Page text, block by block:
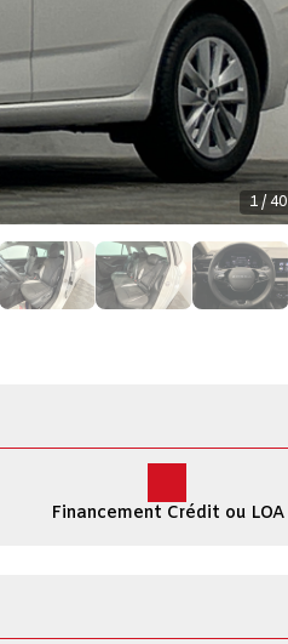
1 / 40
Financement Crédit ou LOA